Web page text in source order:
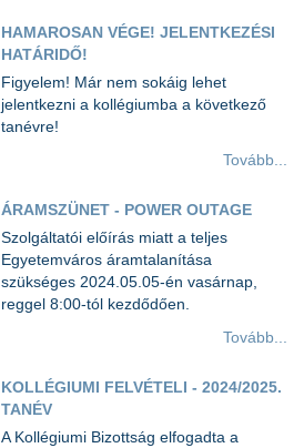
HAMAROSAN VÉGE! JELENTKEZÉSI
HATÁRIDŐ!
Figyelem! Már nem sokáig lehet
jelentkezni a kollégiumba a következő
tanévre!
Tovább...
ÁRAMSZÜNET - POWER OUTAGE
Szolgáltatói előírás miatt a teljes
Egyetemváros áramtalanítása
szükséges 2024.05.05-én vasárnap,
reggel 8:00-tól kezdődően.
Tovább...
KOLLÉGIUMI FELVÉTELI - 2024/2025.
TANÉV
A Kollégiumi Bizottság elfogadta a